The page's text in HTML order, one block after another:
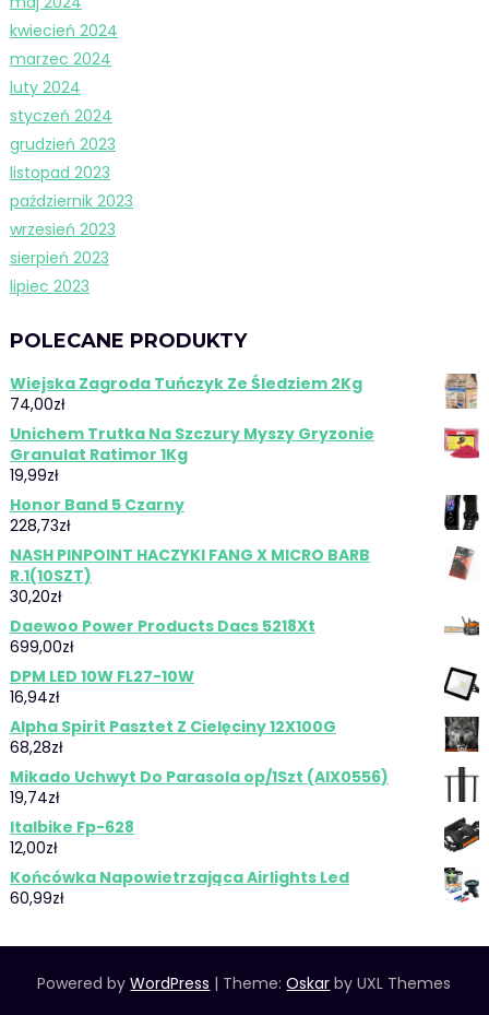
kwiecień 2024
marzec 2024
luty 2024
styczeń 2024
grudzień 2023
listopad 2023
październik 2023
wrzesień 2023
sierpień 2023
lipiec 2023
POLECANE PRODUKTY
Wiejska Zagroda Tuńczyk Ze Śledziem 2Kg
74,00zł
Unichem Trutka Na Szczury Myszy Gryzonie
Granulat Ratimor 1Kg
19,99zł
Honor Band 5 Czarny
228,73zł
NASH PINPOINT HACZYKI FANG X MICRO BARB
R.1(10SZT)
30,20zł
Daewoo Power Products Dacs 5218Xt
699,00zł
DPM LED 10W FL27-10W
16,94zł
Alpha Spirit Pasztet Z Cielęciny 12X100G
68,28zł
Mikado Uchwyt Do Parasola op/1Szt (AIX0556)
19,74zł
Italbike Fp-628
12,00zł
Końcówka Napowietrzająca Airlights Led
60,99zł
Powered byWordPress | Theme:Oskar by UXL Themes